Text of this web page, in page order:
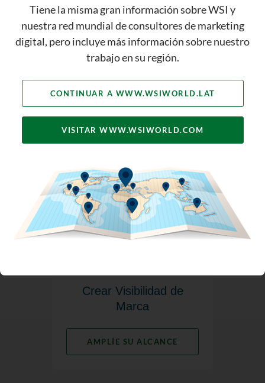
COMPLETO DE SERVICIOS DE
MARKETING DIGITAL
OBTENGA MÁS CLIENTES
POTENCIALES
Crear Visibilidad de
Marca
AMPLÍE SU ALCANCE
Tiene la misma gran información sobre WSI y
nuestra red mundial de consultores de marketing
digital, pero incluye más información sobre nuestro
trabajo en su región.
CONTINUAR A WWW.WSIWORLD.LAT
VISITAR WWW.WSIWORLD.COM